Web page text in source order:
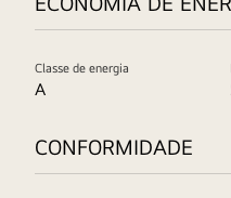
Classe de energia
A
CONFORMIDADE